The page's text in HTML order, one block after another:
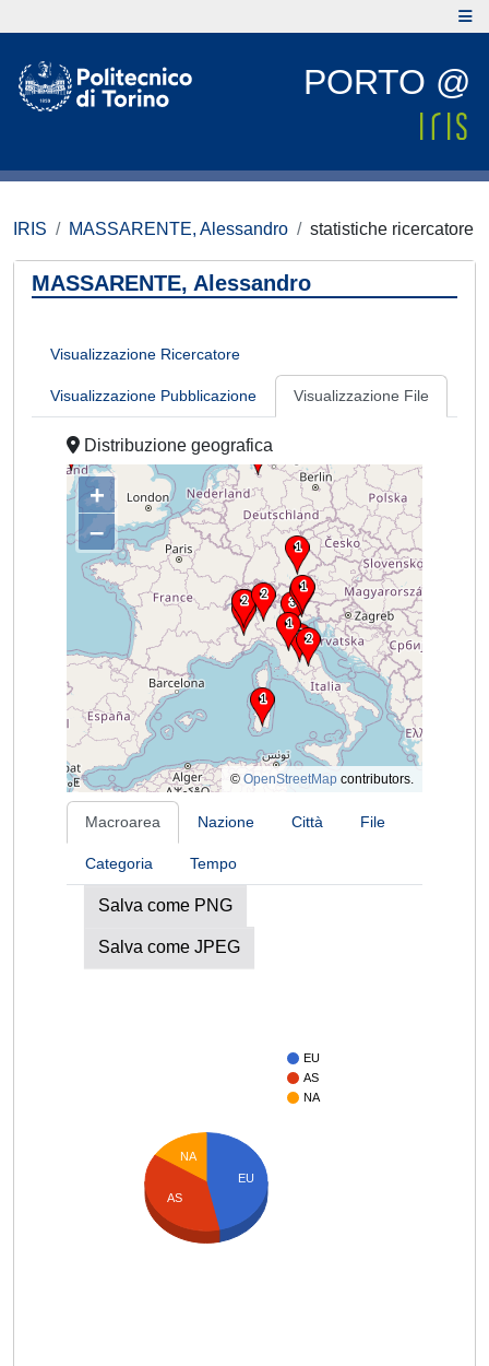
PORTO @
IRIS MASSARENTE, Alessandro statistiche ricercatore
MASSARENTE, Alessandro
Visualizzazione Ricercatore
Visualizzazione Pubblicazione Visualizzazione File
Distribuzione geografica
+
–
© OpenStreetMap contributors.
Macroarea Nazione Città File
Categoria Tempo
Salva come PNG
Salva come JPEG
EU
AS
NA
EU
NA
AS